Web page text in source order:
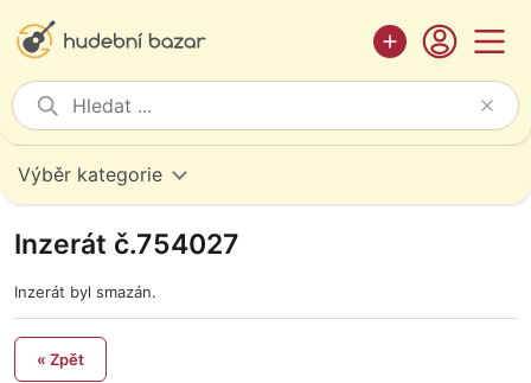
Výběr kategorie
Inzerát č.754027
Inzerát byl smazán.
« Zpět